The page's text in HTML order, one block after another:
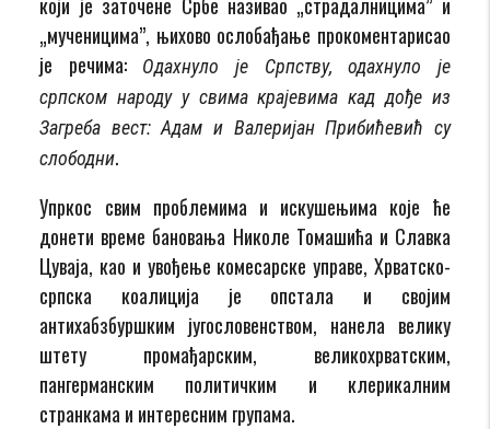
„мученицима”, њихово ослобађање прокоментарисао
је речима:
Одахнуло је Српству, одахнуло је
српском народу у свима крајевима кад дође из
Загреба вест: Адам и Валеријан Прибићевић су
слободни.
Упркос свим проблемима и искушењима које ће
донети време бановања Николе Томашића и Славка
Цуваја, као и увођење комесарске управе, Хрватско-
српска коалиција је опстала и својим
антихабзбуршким југословенством, нанела велику
штету промађарским, великохрватским,
пангерманским политичким и клерикалним
странкама и интересним групама.